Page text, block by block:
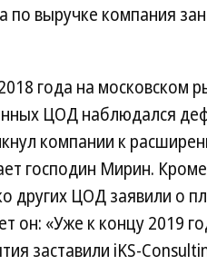
по выручке компания
года на московском
ЦОД наблюдался
компании к
господин Мирин.
других ЦОД заявили о
он: «Уже к концу 2019
заставили iKS-